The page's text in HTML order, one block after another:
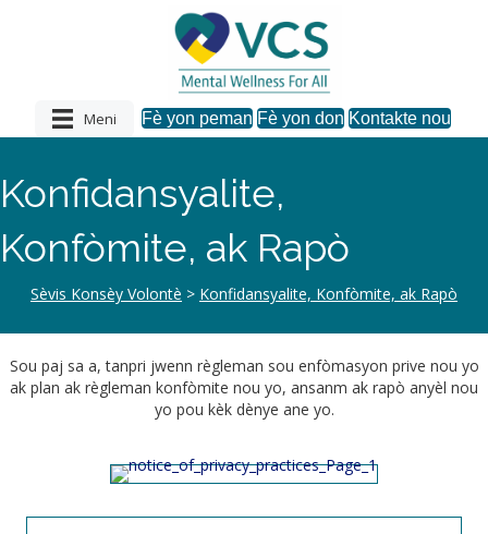
Fè yon peman Fè yon don Kontakte nou
Meni
Konfidansyalite,
Konfòmite, ak Rapò
Sèvis Konsèy Volontè > Konfidansyalite, Konfòmite, ak Rapò
Sou paj sa a, tanpri jwenn règleman sou enfòmasyon prive nou yo
ak plan ak règleman konfòmite nou yo, ansanm ak rapò anyèl nou
yo pou kèk dènye ane yo.